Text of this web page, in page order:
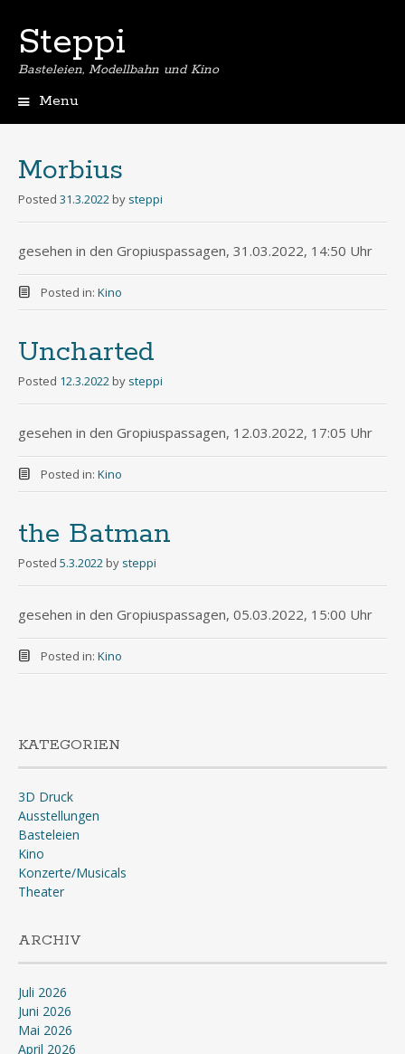
Steppi
Basteleien, Modellbahn und Kino
Menu
Morbius
Posted 31.3.2022 by steppi
gesehen in den Gropiuspassagen, 31.03.2022, 14:50 Uhr
Posted in: Kino
Uncharted
Posted 12.3.2022 by steppi
gesehen in den Gropiuspassagen, 12.03.2022, 17:05 Uhr
Posted in: Kino
the Batman
Posted 5.3.2022 by steppi
gesehen in den Gropiuspassagen, 05.03.2022, 15:00 Uhr
Posted in: Kino
KATEGORIEN
3D Druck
Ausstellungen
Basteleien
Kino
Konzerte/Musicals
Theater
ARCHIV
Juli 2026
Juni 2026
Mai 2026
April 2026